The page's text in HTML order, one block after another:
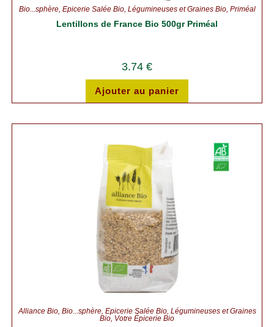
Bio...sphère, Épicerie Salée Bio, Légumineuses et Graines Bio, Priméal
Lentillons de France Bio 500gr Priméal
3.74 €
Ajouter au panier
Alliance Bio, Bio...sphère, Épicerie Salée Bio, Légumineuses et Graines
Bio Votre Épicerie Bio